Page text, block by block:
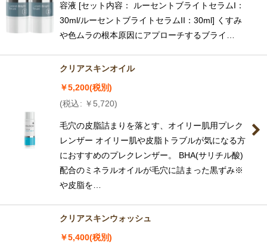
容液 [セット内容： ルーセントブライトセラムI：
30ml/ルーセントブライトセラムII：30ml] くすみ
や色ムラの根本原因にアプローチするブライ…
クリアスキンオイル
￥5,200(税別)
(税込: ￥ 5,720)
毛穴の皮脂詰まりを落とす、オイリー肌用プレク
レンザー オイリー肌や皮脂トラブルが気になる方
におすすめのプレクレンザー。 BHA(サリチル酸)
配合のミネラルオイルが毛穴に詰まった黒ずみ※
や皮脂を…
クリアスキンウォッシュ
￥5,400(税別)